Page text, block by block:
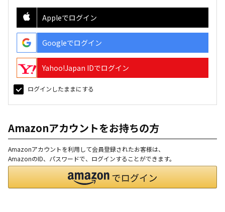
Appleでログイン
Googleでログイン
Yahoo!Japan IDでログイン
ログインしたままにする
Amazonアカウントをお持ちの方
Amazonアカウントを利用して会員登録されたお客様は、
AmazonのID、パスワードで、ログインすることができます。